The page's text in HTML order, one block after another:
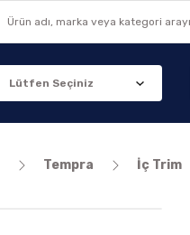
Tempra İç Trim